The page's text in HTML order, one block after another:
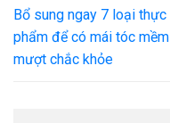
Bổ sung ngay 7 loại thực
phẩm để có mái tóc mềm
mượt chắc khỏe